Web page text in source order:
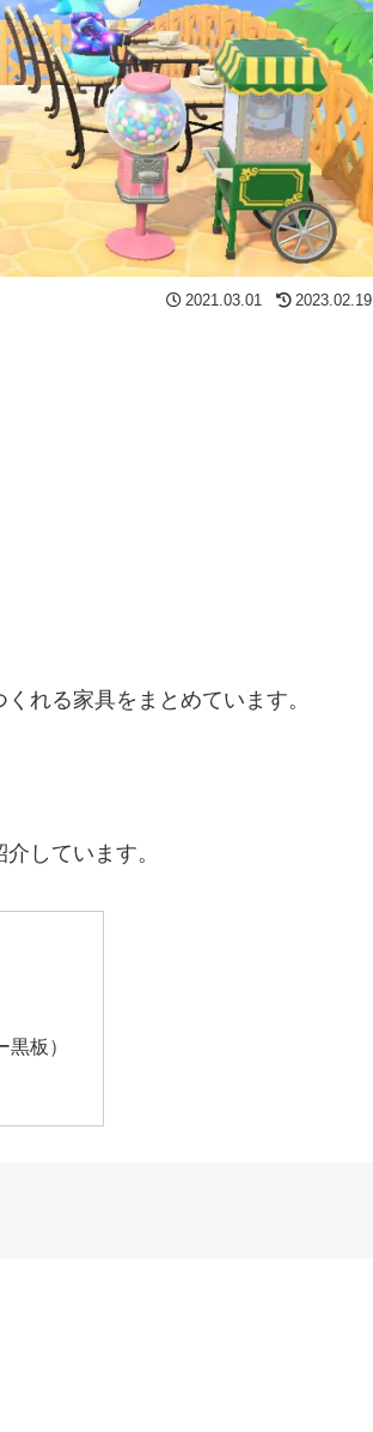
2021.03.01 2023.02.19
れる家具をまとめています。
しています。
板）